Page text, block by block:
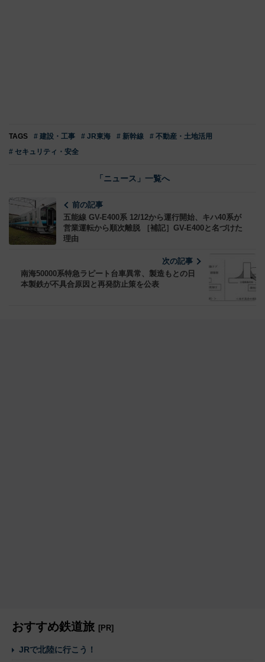
TAGS # 建設・工事 # JR東海 # 新幹線
# 不動産・土地活用
# セキュリティ・安全
「ニュース」一覧へ
前の記事
五能線 GV-E400系 12/12から運行開始、キハ40系が
営業運転から順次離脱 ［補記］GV-E400と名づけた
理由
次の記事
南海50000系特急ラピート台車異常、製造もとの日
本製鉄が不具合原因と再発防止策を公表
おすすめ鉄道旅 [PR]
JRで北陸に行こう！